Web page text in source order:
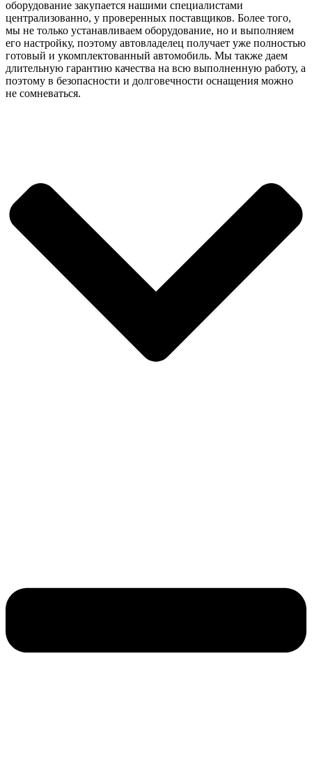
оборудование закупается нашими специалистами
централизованно, у проверенных поставщиков. Более того,
мы не только устанавливаем оборудование, но и выполняем
его настройку, поэтому автовладелец получает уже полностью
готовый и укомплектованный автомобиль. Мы также даем
длительную гарантию качества на всю выполненную работу, а
поэтому в безопасности и долговечности оснащения можно
не сомневаться.